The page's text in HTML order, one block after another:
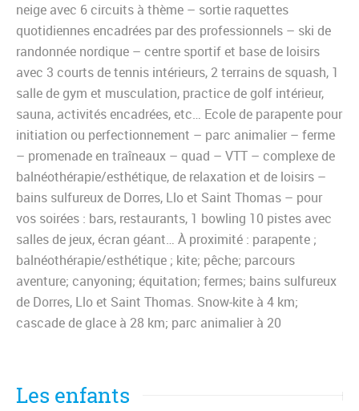
neige avec 6 circuits à thème – sortie raquettes
quotidiennes encadrées par des professionnels – ski de
randonnée nordique – centre sportif et base de loisirs
avec 3 courts de tennis intérieurs, 2 terrains de squash, 1
salle de gym et musculation, practice de golf intérieur,
sauna, activités encadrées, etc… Ecole de parapente pour
initiation ou perfectionnement – parc animalier – ferme
– promenade en traîneaux – quad – VTT – complexe de
balnéothérapie/esthétique, de relaxation et de loisirs –
bains sulfureux de Dorres, Llo et Saint Thomas – pour
vos soirées : bars, restaurants, 1 bowling 10 pistes avec
salles de jeux, écran géant… À proximité : parapente ;
balnéothérapie/esthétique ; kite; pêche; parcours
aventure; canyoning; équitation; fermes; bains sulfureux
de Dorres, Llo et Saint Thomas. Snow-kite à 4 km;
cascade de glace à 28 km; parc animalier à 20
Les enfants